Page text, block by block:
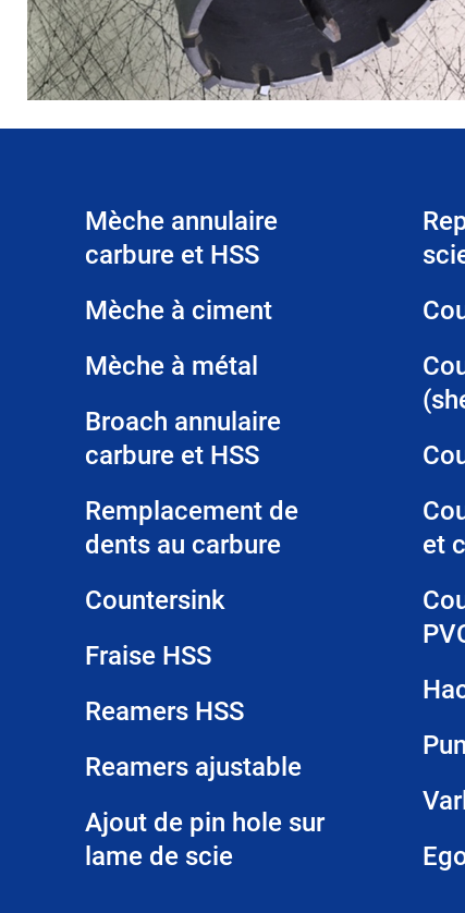
Mèche annulaire
carbure et HSS
Mèche à ciment
Mèche à métal
Broach annulaire
carbure et HSS
Remplacement de
dents au carbure
Countersink
Fraise HSS
Reamers HSS
Reamers ajustable
Ajout de pin hole sur
lame de scie
et